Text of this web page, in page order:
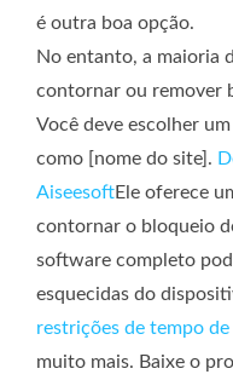
é outra boa opção.
No entanto, a maioria
contornar ou remover
Você deve escolher
como [nome do site].
AiseesoftEle oferece
contornar o bloqueio
software completo
esquecidas do
restrições de tempo de
muito mais. Baixe o